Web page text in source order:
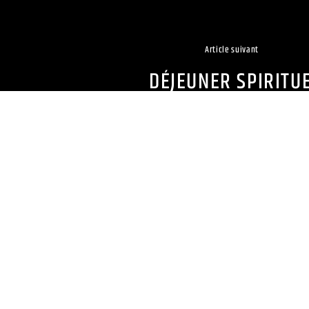
Article suivant
DÉJEUNER